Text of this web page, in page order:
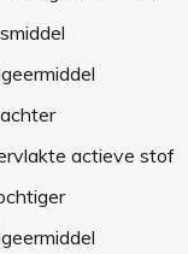
actieve stof